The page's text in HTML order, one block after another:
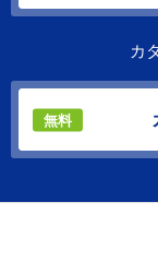
カ
無料